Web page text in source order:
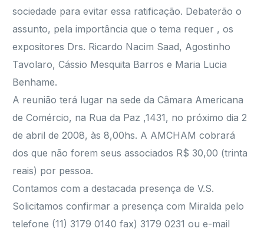
sociedade para evitar essa ratificação. Debaterão o
assunto, pela importância que o tema requer , os
expositores Drs. Ricardo Nacim Saad, Agostinho
Tavolaro, Cássio Mesquita Barros e Maria Lucia
Benhame.
A reunião terá lugar na sede da Câmara Americana
de Comércio, na Rua da Paz ,1431, no próximo dia 2
de abril de 2008, às 8,00hs. A AMCHAM cobrará
dos que não forem seus associados R$ 30,00 (trinta
reais) por pessoa.
Contamos com a destacada presença de V.S.
Solicitamos confirmar a presença com Miralda pelo
telefone (11) 3179 0140 fax) 3179 0231 ou e-mail